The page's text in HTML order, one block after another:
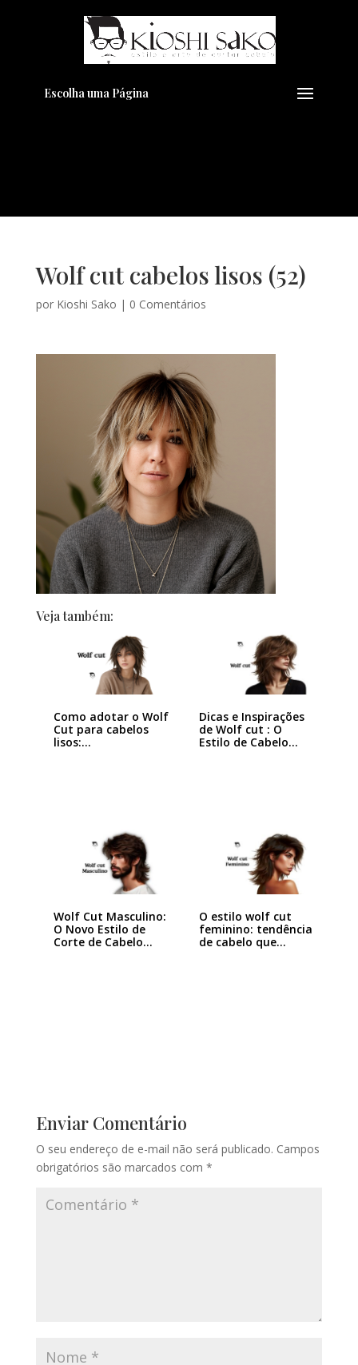
Escolha uma Página
Wolf cut cabelos lisos (52)
por Kioshi Sako | 0 Comentários
Veja também:
Como adotar o Wolf
Cut para cabelos
lisos:…
Dicas e Inspirações
de Wolf cut : O
Estilo de Cabelo…
Wolf Cut Masculino:
O Novo Estilo de
Corte de Cabelo…
O estilo wolf cut
feminino: tendência
de cabelo que…
Enviar Comentário
O seu endereço de e-mail não será publicado. Campos
obrigatórios são marcados com *
Pensando em transformar seu
Visual??